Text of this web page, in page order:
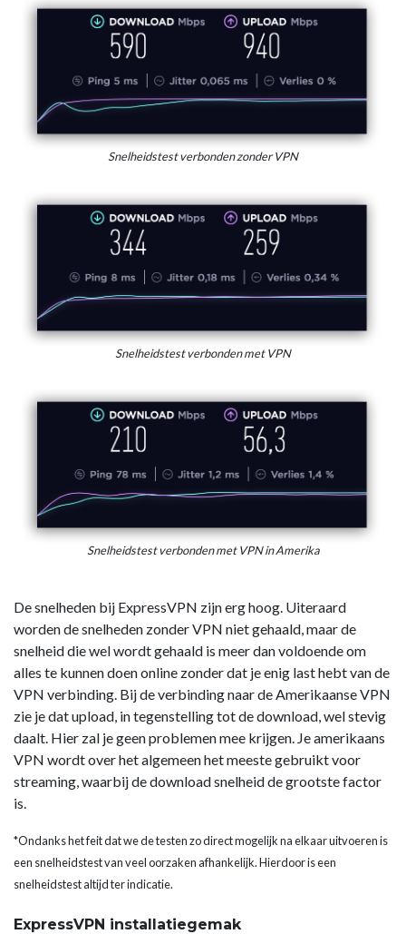
Snelheidstest verbonden zonder VPN
Snelheidstest verbonden met VPN
Snelheidstest verbonden met VPN in Amerika
De snelheden bij ExpressVPN zijn erg hoog. Uiteraard
worden de snelheden zonder VPN niet gehaald, maar de
snelheid die wel wordt gehaald is meer dan voldoende om
alles te kunnen doen online zonder dat je enig last hebt van de
VPN verbinding. Bij de verbinding naar de Amerikaanse VPN
zie je dat upload, in tegenstelling tot de download, wel stevig
daalt. Hier zal je geen problemen mee krijgen. Je amerikaans
VPN wordt over het algemeen het meeste gebruikt voor
streaming, waarbij de download snelheid de grootste factor
is.
*Ondanks het feit dat we de testen zo direct mogelijk na elkaar uitvoeren is
een snelheidstest van veel oorzaken afhankelijk. Hierdoor is een
snelheidstest altijd ter indicatie.
ExpressVPN installatiegemak